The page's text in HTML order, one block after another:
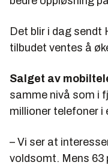
Det blir i dag
tilbudet ventes å
Salget av
samme nivå som i
millioner telefoner i
– Vi ser at
voldsomt. Mens 63